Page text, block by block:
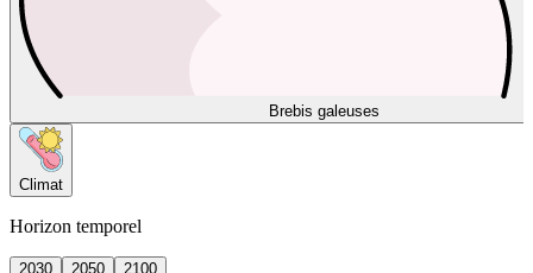
Brebis galeuses
Climat
Horizon temporel
2030 2050
2100